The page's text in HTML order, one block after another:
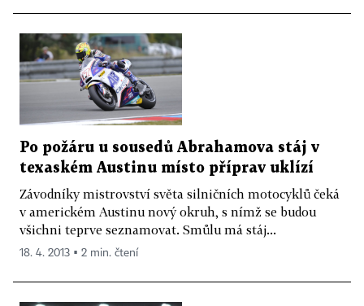
Po požáru u sousedů Abrahamova stáj v
texaském Austinu místo příprav uklízí
Závodníky mistrovství světa silničních motocyklů čeká
v americkém Austinu nový okruh, s nímž se budou
všichni teprve seznamovat. Smůlu má stáj...
18. 4. 2013 ▪ 2 min. čtení